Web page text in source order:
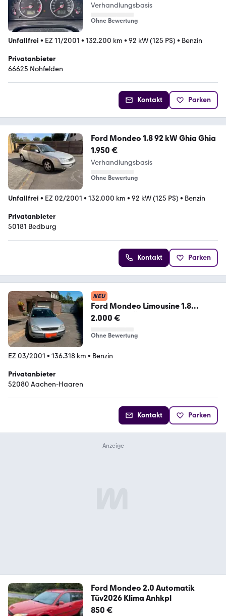
Verhandlungsbasis
Ohne Bewertung
Unfallfrei • EZ 11/2001 • 132.200 km • 92 kW (125 PS) • Benzin
Privatanbieter
66625 Nohfelden
Kontakt Parken
Ford Mondeo 1.8 92 kW Ghia Ghia
1.950 €
Verhandlungsbasis
Ohne Bewertung
Unfallfrei • EZ 02/2001 • 132.000 km • 92 kW (125 PS) • Benzin
Privatanbieter
50181 Bedburg
Kontakt Parken
NEU
Ford Mondeo Limousine 1.8
Benziner | TÜV neu
2.000 €
Ohne Bewertung
EZ 03/2001 • 136.318 km • Benzin
Privatanbieter
52080 Aachen-Haaren
Kontakt Parken
Ford Mondeo 2.0 Automatik
Tüv2026 Klima Anhkpl
850 €